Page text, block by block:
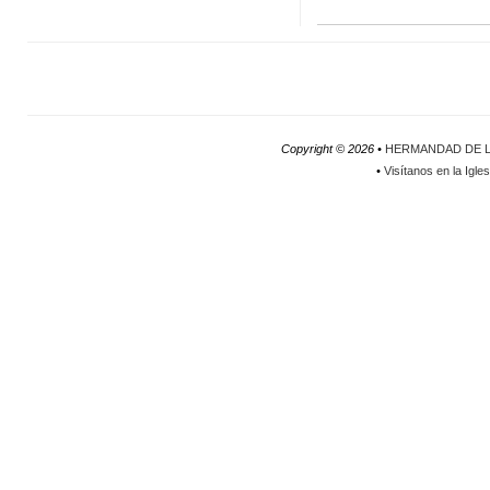
Copyright ©2026 • HERMANDAD DE
•Visítanos en la